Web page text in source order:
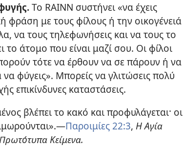
Το RAINN συστήνει «να έχεις
φράση με τους φίλους ή την οικογένειά
να τους τηλεφωνήσεις και να τους το
το άτομο που είναι μαζί σου. Οι φίλοι
τότε να έρθουν να σε πάρουν ή να
να φύγεις». Μπορείς να γλιτώσεις πολύ
επικίνδυνες καταστάσεις.
βλέπει το κακό και προφυλάγεται· οι
Παροιμίες 22:3, Η Αγία
Κείμενα.